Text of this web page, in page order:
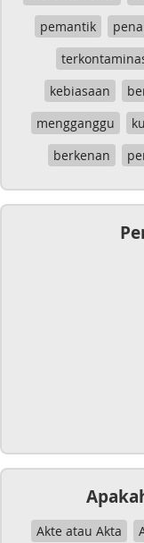
pemantik
kebiasaan
mengganggu
berkenan
Akte atau Akta